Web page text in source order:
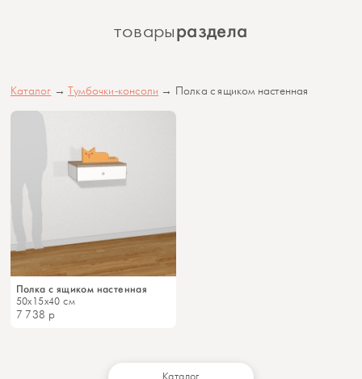
товарыраздела
Каталог →Тумбочки-консоли → Полка с ящиком настенная
Полка с ящиком настенная
50x15x40 см
7 738 р